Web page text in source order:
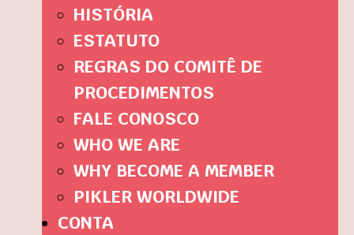
HISTÓRIA
ESTATUTO
REGRAS DO COMITÊ DE
PROCEDIMENTOS
FALE CONOSCO
WHO WE ARE
WHY BECOME A MEMBER
PIKLER WORLDWIDE
CONTA